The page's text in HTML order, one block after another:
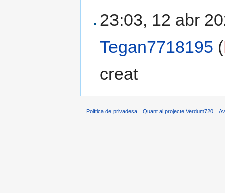
23:03, 12 abr
Tegan7718195 (
creat
Política de privadesa Quant al projecte Verdum720